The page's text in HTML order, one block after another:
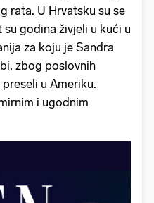
rata. U Hrvatsku su se
godina živjeli u kući u
za koju je Sandra
zbog poslovnih
u Ameriku.
i ugodnim